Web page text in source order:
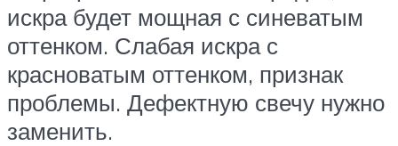
искра будет мощная с синеватым
оттенком. Слабая искра с
красноватым оттенком, признак
проблемы. Дефектную свечу нужно
заменить.